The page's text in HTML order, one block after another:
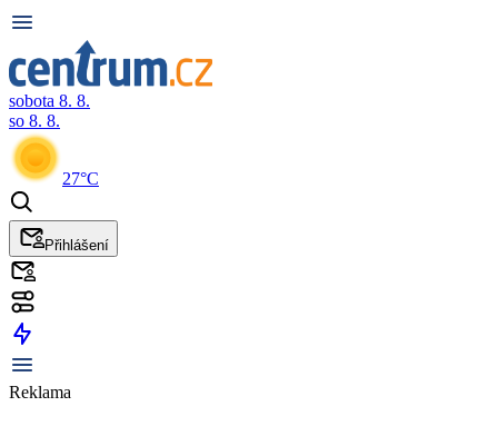
sobota 8. 8.
so 8. 8.
27°C
Přihlášení
Reklama